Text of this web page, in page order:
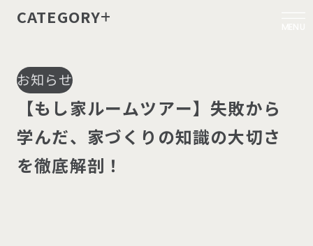
お知らせ
【も し家ルームツアー】 失敗から
学んだ、 家づく り の知識の大切さ
を徹底解剖 ！
CATEGORY